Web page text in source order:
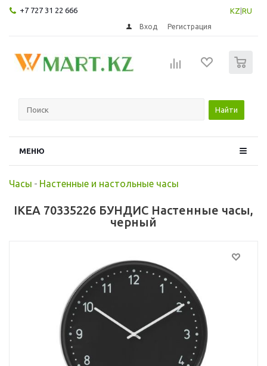
+7 727 31 22 666 KZ RU
Вход Регистрация
Найти
МЕНЮ
Часы - Настенные и настольные часы
IKEA 70335226 БУНДИС Настенные часы,
черный